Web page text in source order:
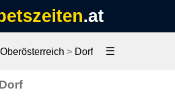
.at
Oberösterreich > Dorf ☰